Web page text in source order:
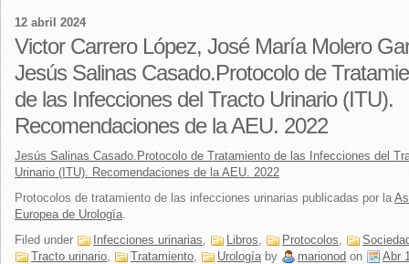
12 abril 2024
Victor Carrero López, José María Molero
Jesús Salinas Casado.Protocolo de
de las Infecciones del Tracto Urinario (ITU).
Recomendaciones de la AEU. 2022
Jesús Salinas Casado.Protocolo de Tratamiento de las Infecciones del
Urinario (ITU). Recomendaciones de la AEU. 2022
Protocolos de tratamiento de las infecciones urinarias publicadas por la
Europea de Urología.
Filed under
Infecciones urinarias, Libros, Protocolos,
Tracto urinario, Tratamiento, Urologíaby marionod on
Abr